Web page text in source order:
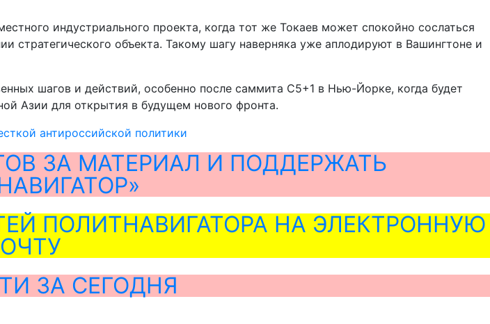
индустриального проекта, когда тот же Токаев может спокойно сослаться
стратегического объекта. Такому шагу наверняка уже аплодируют в Вашингтоне и
шагов и действий, особенно после саммита С5+1 в Нью-Йорке, когда будет
Азии для открытия в будущем нового фронта.
антироссийской политики
ЗА МАТЕРИАЛ И ПОДДЕРЖАТЬ
ПОЛИТНАВИГАТОРА НА ЭЛЕКТРОННУЮ
ЗА СЕГОДНЯ